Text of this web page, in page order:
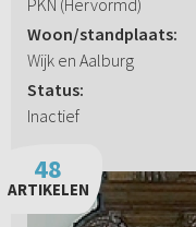
PKN (Hervormd)
Woon/standplaats:
Wijk en Aalburg
Status:
Inactief
48
ARTIKELEN